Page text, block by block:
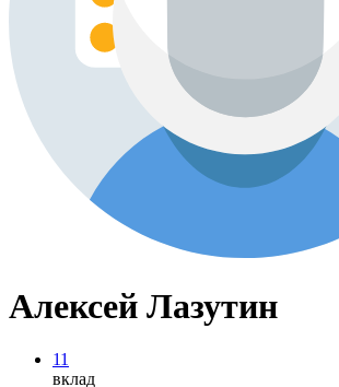
Алексей Лазутин
11
вклад